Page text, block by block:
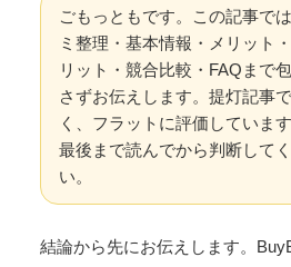
ごもっともです。この記事で
ミ整理・基本情報・メリット
リット・競合比較・FAQまで
さずお伝えします。提灯記事
く、フラットに評価していま
最後まで読んでから判断して
い。
結論から先にお伝えします。